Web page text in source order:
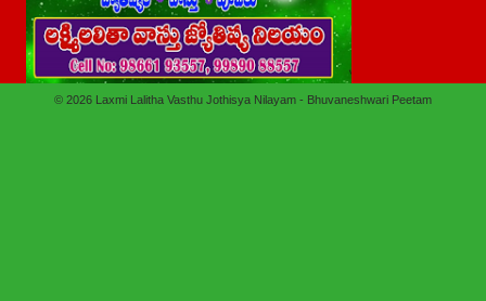
© 2026 Laxmi Lalitha Vasthu Jothisya Nilayam - Bhuvaneshwari Peetam